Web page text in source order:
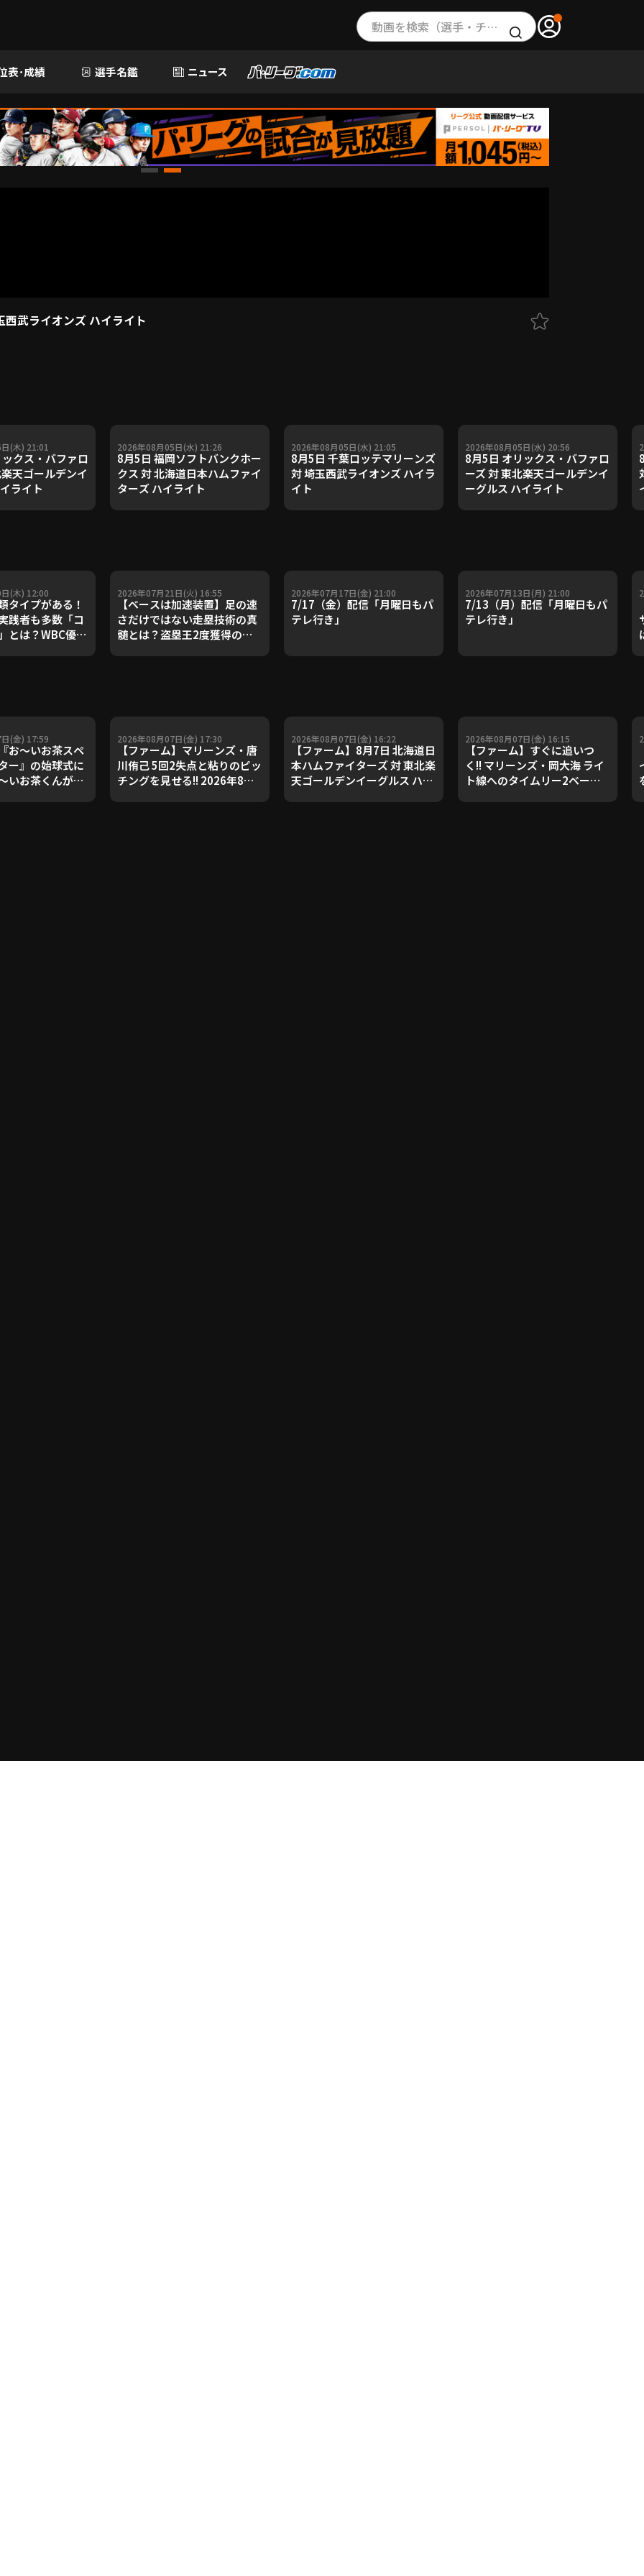
動画を検索（選手・チーム・プレー内容…）
表･成績 選手名鑑 ニュース
武ライオンズ ハイライト
(木) 21:01
クス・バファロ
天ゴールデンイ
ライト
2026年08月05日(水) 21:26
8月5日 福岡ソフトバンクホー
クス 対 北海道日本ハムファイ
ターズ ハイライト
2026年08月05日(水) 21:05
8月5日 千葉ロッテマリーンズ
対 埼玉西武ライオンズ ハイラ
イト
2026年08月05日(水) 20:56
8月5日 オリックス・バファロ
ーズ 対 東北楽天ゴールデンイ
ーグルス ハイライト
(木) 12:00
タイプがある！
践者も多数「コ
とは？WBC優勝
2026年07月21日(火) 16:55
【ベースは加速装置】足の速
さだけではない走塁技術の真
髄とは？盗塁王2度獲得の金
2026年07月17日(金) 21:00
7/17（金）配信「月曜日もパ
テレ行き」
2026年07月13日(月) 21:00
7/13（月）配信「月曜日もパ
テレ行き」
(金) 17:59
お～いお茶スペ
ー』の始球式に
いお茶くんが登
2026年08月07日(金) 17:30
【ファーム】マリーンズ・唐
川侑己 5回2失点と粘りのピッ
チングを見せる!! 2026年8月7
2026年08月07日(金) 16:22
【ファーム】8月7日 北海道日
本ハムファイターズ 対 東北楽
天ゴールデンイーグルス ハイ
2026年08月07日(金) 16:15
【ファーム】すぐに追いつ
く!! マリーンズ・岡大海 ライ
ト線へのタイムリー2ベース!!